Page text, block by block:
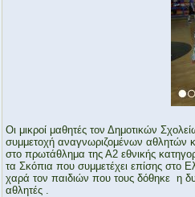
Οι μικροί μαθητές τον Δημοτικών
συμμετοχή αναγνωριζομένων αθλητών
στο πρωτάθλημα της Α2 εθνικής
τα Σκόπια που συμμετέχει επίσης στο
χαρά τον παιδιών που τους δόθηκε η
αθλητές .